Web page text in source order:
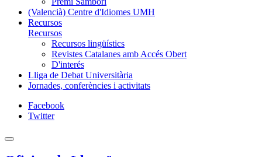
(Valencià) Centre d'Idiomes UMH
Recursos
Recursos
Recursos lingüístics
Revistes Catalanes amb Accés Obert
D'interés
Lliga de Debat Universitària
Jornades, conferències i activitats
Facebook
Twitter